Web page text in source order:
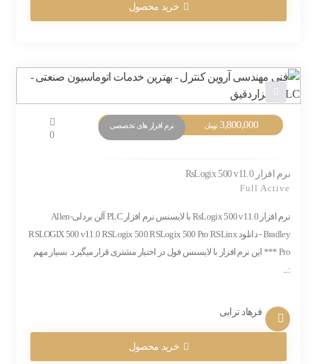
خرید محصول
3,800,000 تومان نرم افزار های تخصصی
0
نرم افزار RsLogix 500 v11.0
Full Active
نرم افزار RsLogix 500 v11.0 با لایسنس نرم افزار PLC آلن بردلی-Allen
Bradley - دانلود RSLOGIX 500 v11.0 RSLogix 500 RSLogix 500 Pro RSLinx
Pro *** این نرم افزار با لایسنس فول در اختیار مشتری قرار میگیرد. بسیار مهم
:...
فرهاد ترابی
خرید محصول